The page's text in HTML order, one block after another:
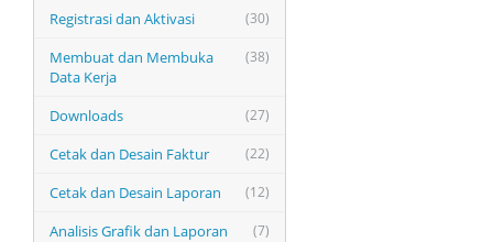
(30)
Registrasi dan Aktivasi
(38)
Membuat dan Membuka
Data Kerja
(27)
Downloads
(22)
Cetak dan Desain Faktur
(12)
Cetak dan Desain Laporan
(7)
Analisis Grafik dan Laporan